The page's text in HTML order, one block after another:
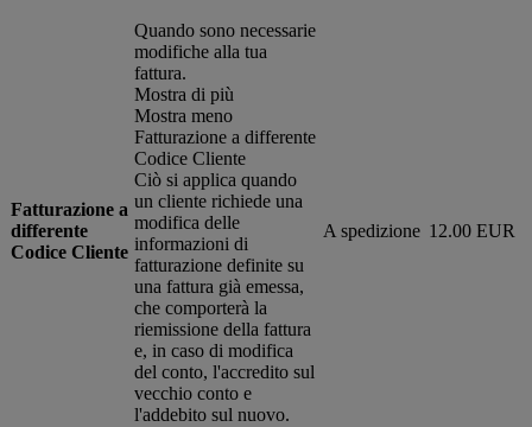
Fatturazione a
differente
Codice Cliente
Quando sono necessarie
modifiche alla tua
fattura.
Mostra di più
Mostra meno
Fatturazione a differente
Codice Cliente
Ciò si applica quando
un cliente richiede una
modifica delle
informazioni di
fatturazione definite su
una fattura già emessa,
che comporterà la
riemissione della fattura
e, in caso di modifica
del conto, l'accredito sul
vecchio conto e
l'addebito sul nuovo.
A spedizione 12.00 EUR